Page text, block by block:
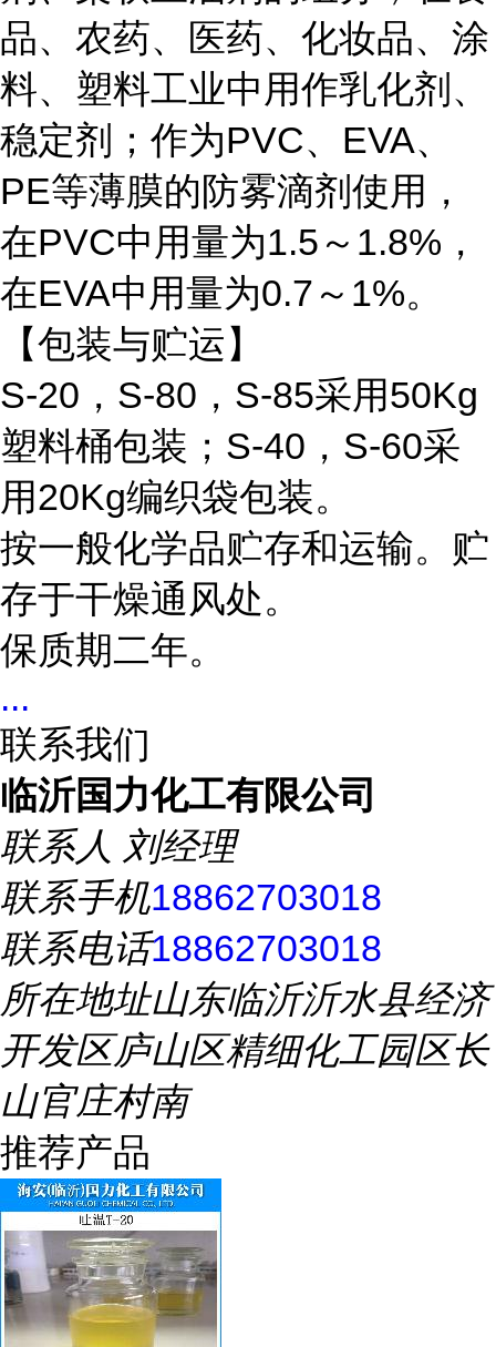
品、农药、医药、化妆品、涂
料、塑料工业中用作乳化剂、
稳定剂；作为PVC、EVA、
PE等薄膜的防雾滴剂使用，
在PVC中用量为1.5～1.8%，
在EVA中用量为0.7～1%。
【包装与贮运】
S-20，S-80，S-85采用50Kg
塑料桶包装；S-40，S-60采
用20Kg编织袋包装。
按一般化学品贮存和运输。贮
存于干燥通风处。
保质期二年。
...
联系我们
临沂国力化工有限公司
联系人 刘经理
联系手机18862703018
联系电话18862703018
所在地址山东临沂沂水县经济
开发区庐山区精细化工园区长
山官庄村南
推荐产品